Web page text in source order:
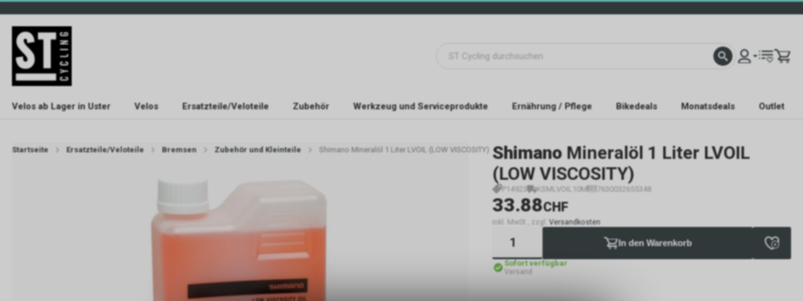
Velos ab Lager in Uster Velos Ersatzteile/Veloteile Zubehör Werkzeug und Serviceprodukte Ernährung / Pflege Bikedeals Monatsdeals Outlet
Startseite Ersatzteile/Veloteile Bremsen Zubehör und Kleinteile Shimano Mineralöl 1 Liter LVOIL (LOW VISCOSITY) Shimano Mineralöl 1 Liter LVOIL
(LOW VISCOSITY)
P14923 KSMLVOIL10M 7630032655348
33.88CHF
inkl. MwSt., zzgl. Versandkosten
In den Warenkorb
Sofort verfügbar
Versand